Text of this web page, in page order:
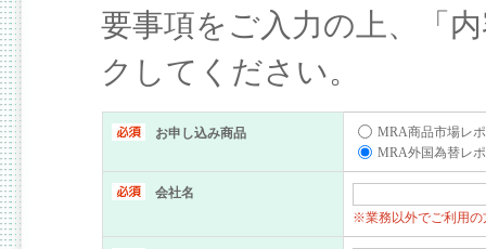
要事項をご入力の上、「
クしてください。
お申し込み商品
MRA商品市場レ
MRA外国為替レ
会社名
※業務以外でご利用の